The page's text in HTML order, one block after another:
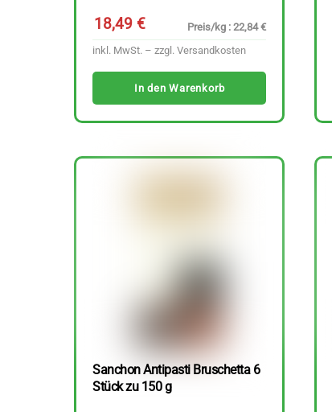
18,49€
Preis/kg : 22,84 €
inkl. MwSt. – zzgl. Versandkosten
In den Warenkorb
Sanchon Antipasti Bruschetta 6
Stück zu 150 g